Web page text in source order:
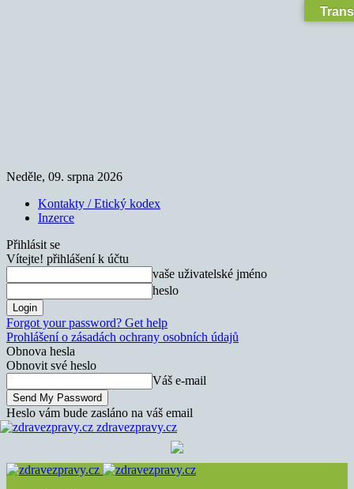
Neděle, 09. srpna 2026
Kontakty / Etický kodex
Inzerce
Přihlásit se
Vítejte! přihlášení k účtu
vaše uživatelské jméno
heslo
Forgot your password? Get help
Prohlášení o zásadách ochrany osobních údajů
Obnova hesla
Obnovit své heslo
Váš e-mail
Heslo vám bude zasláno na váš email
zdravezpravy.cz